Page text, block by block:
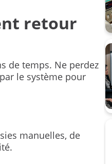
retour
de temps. Ne perdez
le système pour
manuelles, de